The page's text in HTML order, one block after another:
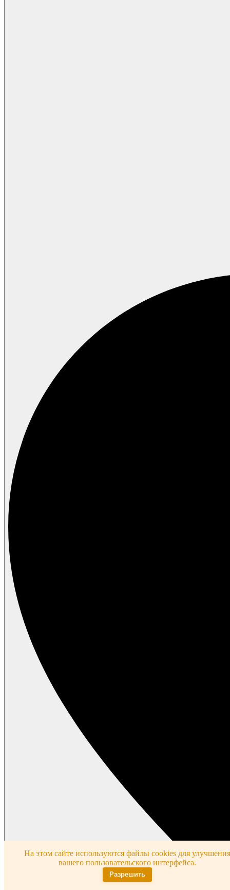
На этом сайте используются файлы cookies для улучшения
вашего пользовательского интерфейса.
Разрешить